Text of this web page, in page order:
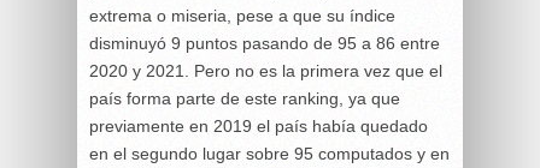
extrema o miseria, pese a que su índice
disminuyó 9 puntos pasando de 95 a 86 entre
2020 y 2021. Pero no es la primera vez que el
país forma parte de este ranking, ya que
previamente en 2019 el país había quedado
en el segundo lugar sobre 95 computados y en